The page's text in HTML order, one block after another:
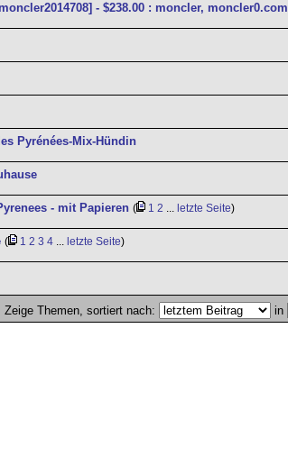
- $238.00 : moncler, moncler0.com
Pyrénées-Mix-Hündin
- mit Papieren ( 1 2 letzte Seite)
( 1 2 3 4... letzte Seite)
Zeige Themen, sortiert nach: in